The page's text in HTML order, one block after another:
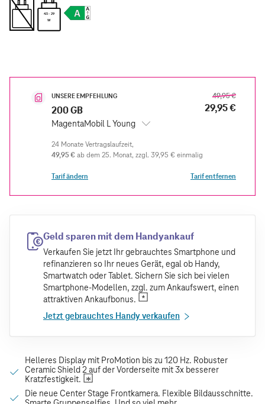
4.5 - 29
W
UNSERE EMPFEHLUNG 49,95 €
200 GB
MagentaMobil L Young
29,95 €
49,95 € ab dem 25. Monat zzgl. 39,95 € einmalig
Tarif ändern Tarif entfernen
Geld sparen mit dem Handyankauf
Verkaufen Sie jetzt Ihr gebrauchtes Smartphone und
refinanzieren so Ihr neues Gerät, egal ob Handy,
Smartwatch oder Tablet. Sichern Sie sich bei vielen
Smartphone-Modellen, zzgl. zum Ankaufswert, einen
attraktiven Ankaufbonus.
Jetzt gebrauchtes Handy verkaufen